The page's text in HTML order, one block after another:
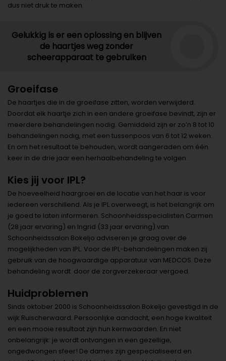
dus niet druk te maken.
Gelukkig is er een oplossing en blijven
de haartjes weg zonder
scheerapparaat te gebruiken
Groeifase
De haartjes die in de groeifase zitten, worden verwijderd.
Doordat elk haartje zich in een andere groeifase bevindt, zijn er
meerdere behandelingen nodig. Gemiddeld zijn er zo’n 8 tot 10
behandelingen nodig, met een tussenpoos van 6 tot 12 weken.
En om het resultaat te behouden, wordt aangeraden om één
keer in de drie jaar een herhaalbehandeling te volgen.
Kies jij voor IPL?
De hoeveelheid haargroei en de locatie van het haar is voor
iedereen verschillend. Als je IPL overweegt, is het belangrijk om
je goed te laten informeren. Schoonheidsspecialisten Carmen
(28 jaar ervaring) en Ingrid (33 jaar ervaring) van
Schoonheidssalon Bokeljo adviseren je graag over de
mogelijkheden van IPL. Voor de IPL-behandelingen maken zij
gebruik van de hoogwaardige apparatuur van MEDCOS. Deze
behandeling wordt door de zorgverzekeraar vergoed.
Huidproblemen
Sinds oktober 2000 is Schoonheidssalon Bokeljo gevestigd in de
wijk Ruischerwaard. Persoonlijke aandacht, een hoge kwaliteit
en een mooie resultaat zijn hun kernwaarden. En niet
onbelangrijk: je wordt ontvangen in een gezellige,
ongedwongen sfeer! De dames zijn gespecialiseerd en